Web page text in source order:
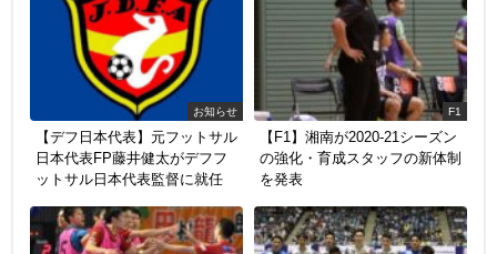
お知らせ
【デフ日本代表】元フットサル
日本代表FP藤井健太がデフフ
ットサル日本代表監督に就任
F1
【F1】湘南が2020-21シーズン
の強化・育成スタッフの新体制
を発表